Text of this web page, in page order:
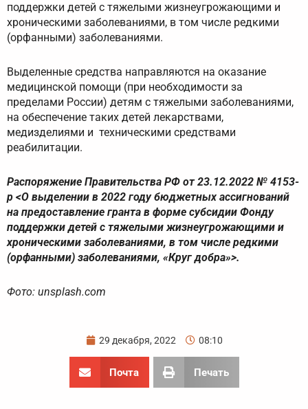
поддержки детей с тяжелыми жизнеугрожающими и
хроническими заболеваниями, в том числе редкими
(орфанными) заболеваниями.
Выделенные средства направляются на оказание
медицинской помощи (при необходимости за
пределами России) детям с тяжелыми заболеваниями,
на обеспечение таких детей лекарствами,
медизделиями и техническими средствами
реабилитации.
Распоряжение Правительства РФ от 23.12.2022 № 4153-
р <О выделении в 2022 году бюджетных ассигнований
на предоставление гранта в форме субсидии Фонду
поддержки детей с тяжелыми жизнеугрожающими и
хроническими заболеваниями, в том числе редкими
(орфанными) заболеваниями, «Круг добра»>.
Фото: unsplash.com
29 декабря, 2022 08:10
Почта Печать